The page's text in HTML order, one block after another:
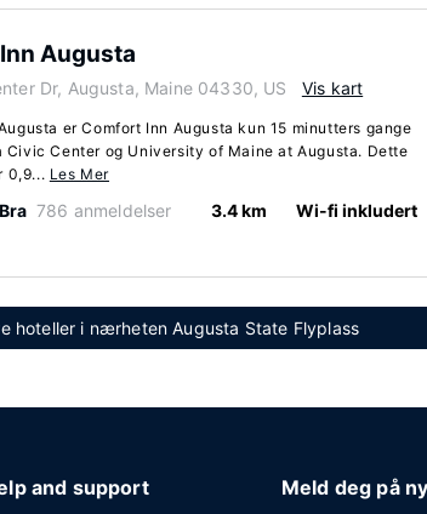
Augusta
Dr, Augusta, Maine 04330, US Vis kart
er Comfort Inn Augusta kun 15 minutters gange
Civic Center og University of Maine at Augusta. Dette
0,9... Les Mer
Bra 786 anmeldelser 3.4 km Wi-fi inkludert
hoteller i nærheten Augusta State Flyplass
and support Meld deg på